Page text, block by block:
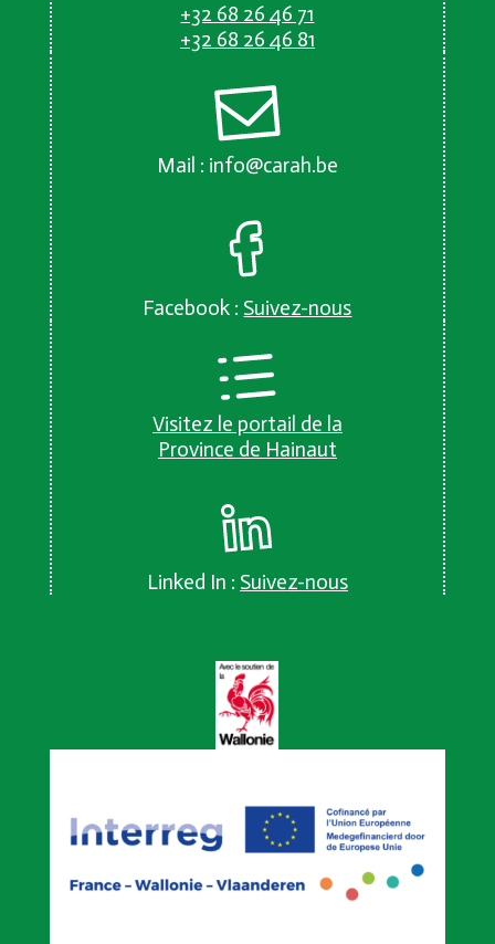
+32 68 26 46 71
+32 68 26 46 81
Mail : info@carah.be
Facebook : Suivez-nous
Visitez le portail de la
Province de Hainaut
Linked In : Suivez-nous